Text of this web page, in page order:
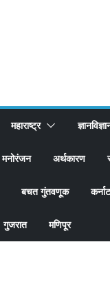
महाराष्ट्र
मनोरंजन अर्थकारण
बचत गुंतवणूक
गुजरात मणिपूर